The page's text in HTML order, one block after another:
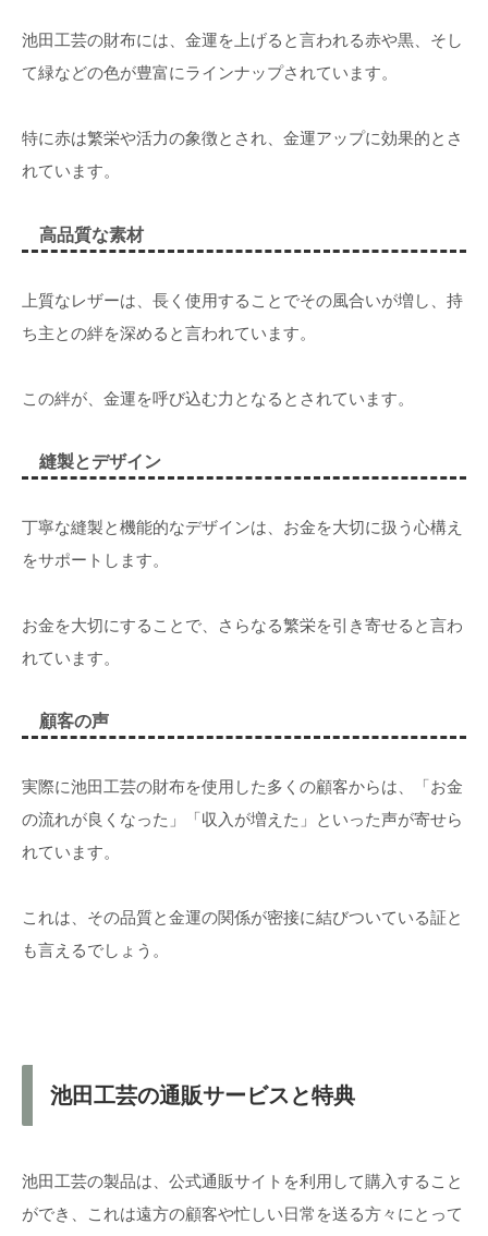
池田工芸の財布には、金運を上げると言われる赤や黒、そし
て緑などの色が豊富にラインナップされています。
特に赤は繁栄や活力の象徴とされ、金運アップに効果的とさ
れています。
高品質な素材
上質なレザーは、長く使用することでその風合いが増し、持
ち主との絆を深めると言われています。
この絆が、金運を呼び込む力となるとされています。
縫製とデザイン
丁寧な縫製と機能的なデザインは、お金を大切に扱う心構え
をサポートします。
お金を大切にすることで、さらなる繁栄を引き寄せると言わ
れています。
顧客の声
実際に池田工芸の財布を使用した多くの顧客からは、「お金
の流れが良くなった」「収入が増えた」といった声が寄せら
れています。
これは、その品質と金運の関係が密接に結びついている証と
も言えるでしょう。
池田工芸の通販サービスと特典
池田工芸の製品は、公式通販サイトを利用して購入すること
ができ、これは遠方の顧客や忙しい日常を送る方々にとって